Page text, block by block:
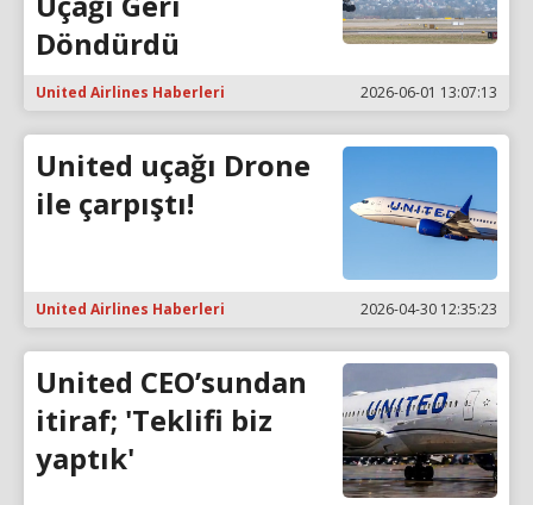
Döndürdü
United Airlines Haberleri 2026-06-01 13:07:13
United uçağı Drone
ile çarpıştı!
United Airlines Haberleri 2026-04-30 12:35:23
United CEO’sundan
itiraf; 'Teklifi biz
yaptık'